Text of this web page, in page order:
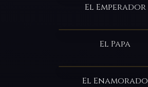
El Emperador
El Papa
El Enamorado